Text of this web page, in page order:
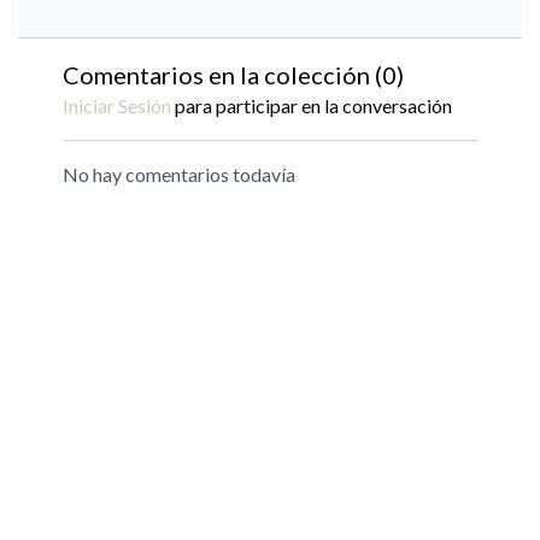
Comentarios en la colección (0)
Iniciar Sesión para participar en la conversación
No hay comentarios todavía